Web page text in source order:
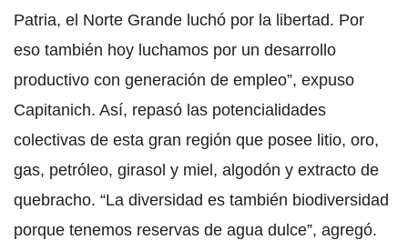
Patria, el Norte Grande luchó por la libertad. Por
eso también hoy luchamos por un desarrollo
productivo con generación de empleo”, expuso
Capitanich. Así, repasó las potencialidades
colectivas de esta gran región que posee litio, oro,
gas, petróleo, girasol y miel, algodón y extracto de
quebracho. “La diversidad es también biodiversidad
porque tenemos reservas de agua dulce”, agregó.